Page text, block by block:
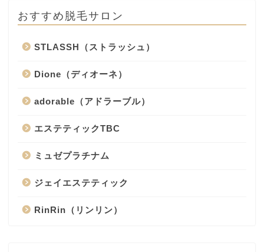
おすすめ脱毛サロン
STLASSH（ストラッシュ）
Dione（ディオーネ）
adorable（アドラーブル）
エステティックTBC
ミュゼプラチナム
ジェイエステティック
RinRin（リンリン）